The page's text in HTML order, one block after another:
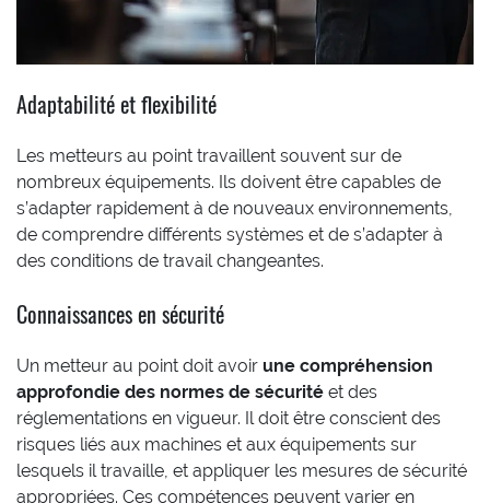
Adaptabilité et flexibilité
Les metteurs au point travaillent souvent sur de
nombreux équipements. Ils doivent être capables de
s’adapter rapidement à de nouveaux environnements,
de comprendre différents systèmes et de s’adapter à
des conditions de travail changeantes.
Connaissances en sécurité
Un metteur au point doit avoir une compréhension
approfondie des normes de sécurité et des
réglementations en vigueur. Il doit être conscient des
risques liés aux machines et aux équipements sur
lesquels il travaille, et appliquer les mesures de sécurité
appropriées. Ces compétences peuvent varier en